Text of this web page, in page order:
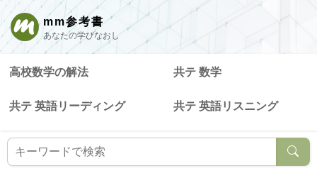
mm参考書
あなたの学びなおし
高校数学の解法 共テ 数学
共テ 英語リーディング 共テ 英語リスニング